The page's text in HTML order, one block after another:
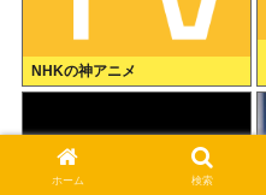
NHKの神アニメ
ホーム 検索